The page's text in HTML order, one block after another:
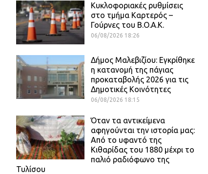
Κυκλοφοριακές ρυθμίσεις
στο τμήμα Καρτερός –
Γούρνες του Β.Ο.Α.Κ.
06/08/2026 18:26
Δήμος Μαλεβιζίου: Εγκρίθηκε
η κατανομή της πάγιας
προκαταβολής 2026 για τις
Δημοτικές Κοινότητες
06/08/2026 18:15
Όταν τα αντικείμενα
αφηγούνται την ιστορία μας:
Από το υφαντό της
Κιθαρίδας του 1880 μέχρι το
παλιό ραδιόφωνο της
Τυλίσου